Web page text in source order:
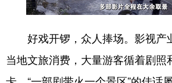
Deutsch Português
好戏开锣，众人捧场。影视产
当地文旅消费，大量游客循着剧照